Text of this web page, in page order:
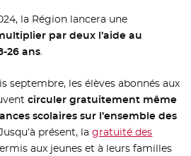
la Région lancera une
par deux l’aide au
26 ans.
septembre, les élèves abonnés aux
circuler gratuitement même
scolaires sur l’ensemble des
présent, lagratuité des
aux jeunes et à leurs familles